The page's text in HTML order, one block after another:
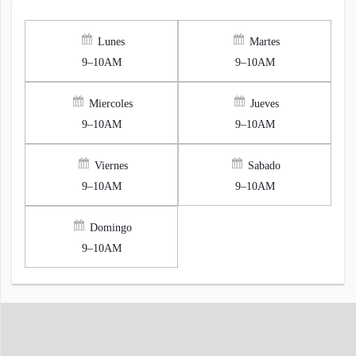
Lunes
9–10AM
Martes
9–10AM
Miercoles
9–10AM
Jueves
9–10AM
Viernes
9–10AM
Sabado
9–10AM
Domingo
9–10AM